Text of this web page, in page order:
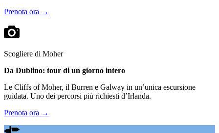
Prenota ora →
Scogliere di Moher
Da Dublino: tour di un giorno intero
Le Cliffs of Moher, il Burren e Galway in un’unica escursione
guidata. Uno dei percorsi più richiesti d’Irlanda.
Prenota ora →